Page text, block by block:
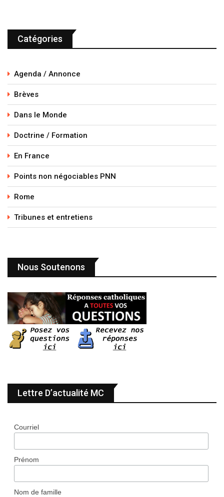
Catégories
Agenda / Annonce
Brèves
Dans le Monde
Doctrine / Formation
En France
Points non négociables PNN
Rome
Tribunes et entretiens
Nous Soutenons
Lettre D’actualité MC
Courriel
Prénom
Nom de famille